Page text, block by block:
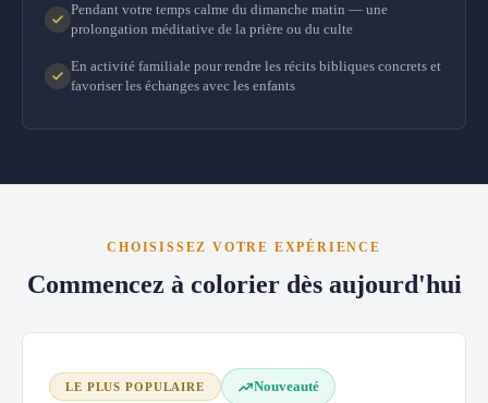
Pendant votre temps calme du dimanche matin — une
prolongation méditative de la prière ou du culte
En activité familiale pour rendre les récits bibliques concrets et
favoriser les échanges avec les enfants
CHOISISSEZ VOTRE EXPÉRIENCE
Commencez à colorier dès aujourd'hui
LE PLUS POPULAIRE Nouveauté